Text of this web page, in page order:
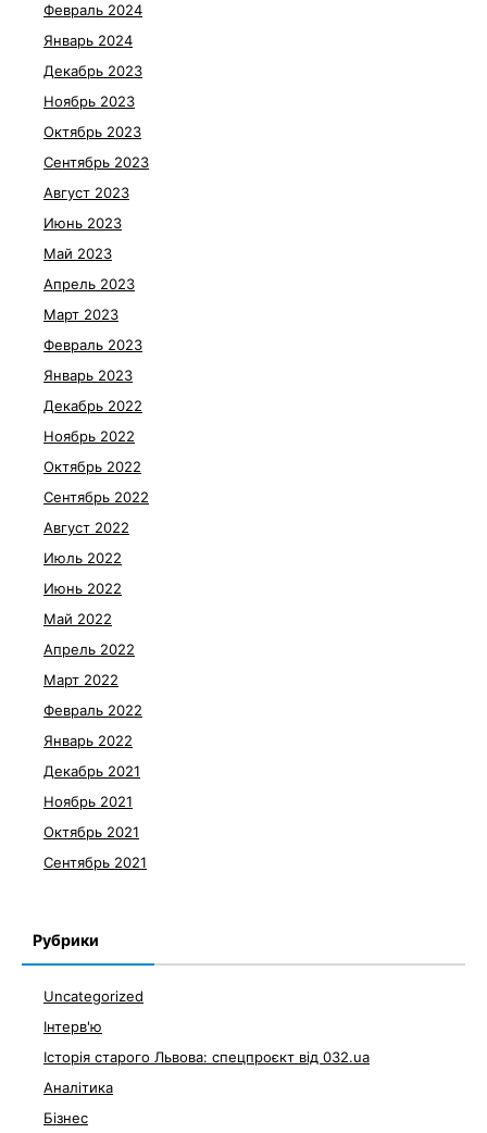
Февраль 2024
Январь 2024
Декабрь 2023
Ноябрь 2023
Октябрь 2023
Сентябрь 2023
Август 2023
Июнь 2023
Май 2023
Апрель 2023
Март 2023
Февраль 2023
Январь 2023
Декабрь 2022
Ноябрь 2022
Октябрь 2022
Сентябрь 2022
Август 2022
Июль 2022
Июнь 2022
Май 2022
Апрель 2022
Март 2022
Февраль 2022
Январь 2022
Декабрь 2021
Ноябрь 2021
Октябрь 2021
Сентябрь 2021
Рубрики
Uncategorized
Інтерв'ю
Історія старого Львова: спецпроєкт від 032.ua
Аналітика
Бізнес